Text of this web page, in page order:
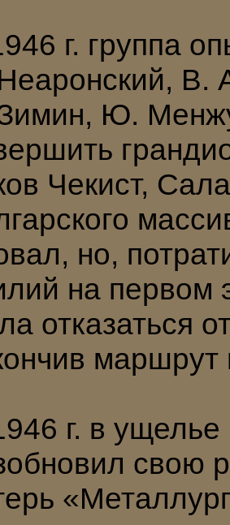
г. группа
В.
Ю.
Чекист,
но,
на первом
отказаться
г. в
свою